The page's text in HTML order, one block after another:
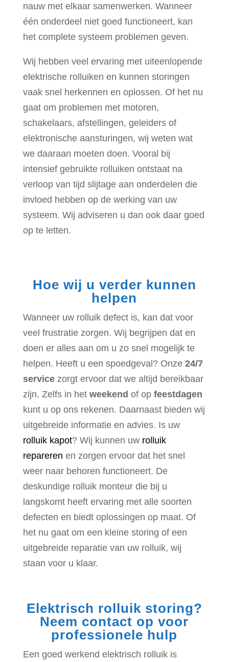
nauw met elkaar samenwerken. Wanneer
één onderdeel niet goed functioneert, kan
het complete systeem problemen geven.
Wij hebben veel ervaring met uiteenlopende
elektrische rolluiken en kunnen storingen
vaak snel herkennen en oplossen. Of het nu
gaat om problemen met motoren,
schakelaars, afstellingen, geleiders of
elektronische aansturingen, wij weten wat
we daaraan moeten doen. Vooral bij
intensief gebruikte rolluiken ontstaat na
verloop van tijd slijtage aan onderdelen die
invloed hebben op de werking van uw
systeem. Wij adviseren u dan ook daar goed
op te letten.
Hoe wij u verder kunnen
helpen
Wanneer uw rolluik defect is, kan dat voor
veel frustratie zorgen. Wij begrijpen dat en
doen er alles aan om u zo snel mogelijk te
helpen. Heeft u een spoedgeval? Onze 24/7
servicezorgt ervoor dat we altijd bereikbaar
zijn. Zelfs in het weekend of op feestdagen
kunt u op ons rekenen. Daarnaast bieden wij
uitgebreide informatie en advies. Is uw
rolluik kapot? Wij kunnen uw rolluik
repareren en zorgen ervoor dat het snel
weer naar behoren functioneert. De
deskundige rolluik monteur die bij u
langskomt heeft ervaring met alle soorten
defecten en biedt oplossingen op maat. Of
het nu gaat om een kleine storing of een
uitgebreide reparatie van uw rolluik, wij
staan voor u klaar.
Elektrisch rolluik storing?
Neem contact op voor
professionele hulp
Een goed werkend elektrisch rolluik is